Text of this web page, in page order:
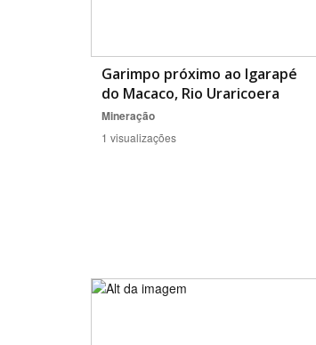
Garimpo próximo ao Igarapé
do Macaco, Rio Uraricoera
Mineração
1 visualizações